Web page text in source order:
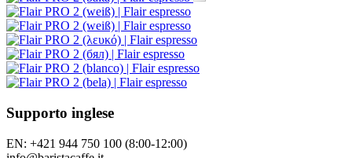
Supporto inglese
EN: +421 944 750 100 (8:00-12:00)